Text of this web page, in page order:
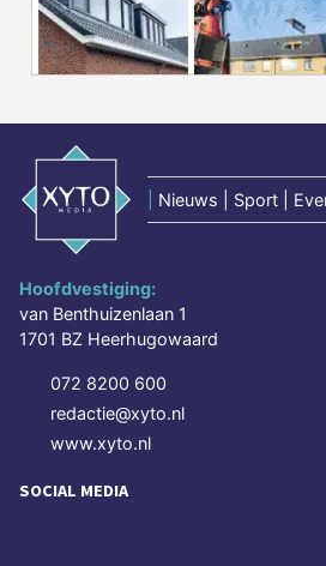
Nieuws | Sport |
Hoofdvestiging:
van Benthuizenlaan 1
1701 BZ Heerhugowaard
072 8200 600
redactie@xyto.nl
www.xyto.nl
SOCIAL MEDIA